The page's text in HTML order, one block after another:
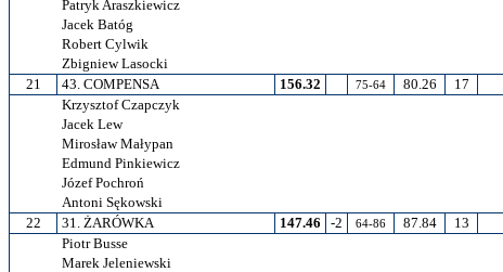
Patryk Araszkiewicz
Jacek Batóg
Robert Cylwik
Zbigniew Lasocki
21
43. COMPENSA 156.32 75-64 80.26
17
Krzysztof Czapczyk
Jacek Lew
Mirosław Małypan
Edmund Pinkiewicz
Józef Pochroń
Antoni Sękowski
22
31. ŻARÓWKA 147.46 -2 64-86 87.84
13
Piotr Busse
Marek Jeleniewski